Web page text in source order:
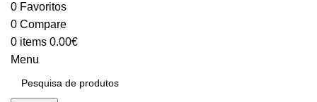
0 Favoritos
0 Compare
0 items 0.00€
Menu